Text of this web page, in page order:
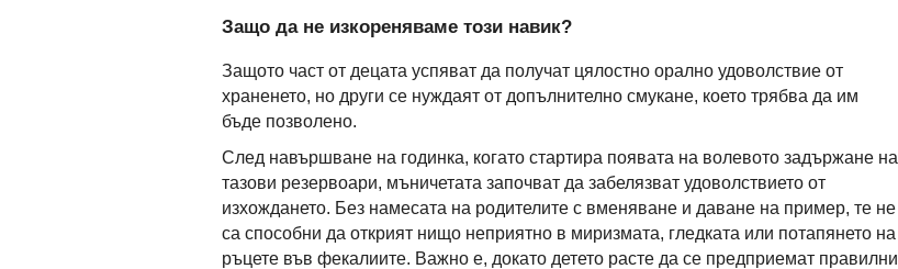
Защо да не изкореняваме този навик?
Защото част от децата успяват да получат цялостно орално удоволствие от
храненето, но други се нуждаят от допълнително смукане, което трябва да им
бъде позволено.
След навършване на годинка, когато стартира появата на волевото задържане на
тазови резервоари, мъничетата започват да забелязват удоволствието от
изхождането. Без намесата на родителите с вменяване и даване на пример, те не
са способни да открият нищо неприятно в миризмата, гледката или потапянето на
ръцете във фекалиите. Важно е, докато детето расте да се предприемат правилни